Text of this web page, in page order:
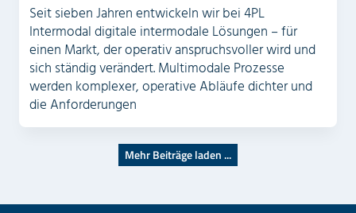
Seit sieben Jahren entwickeln wir bei 4PL
Intermodal digitale intermodale Lösungen – für
einen Markt, der operativ anspruchsvoller wird und
sich ständig verändert. Multimodale Prozesse
werden komplexer, operative Abläufe dichter und
die Anforderungen
Mehr Beiträge laden ...